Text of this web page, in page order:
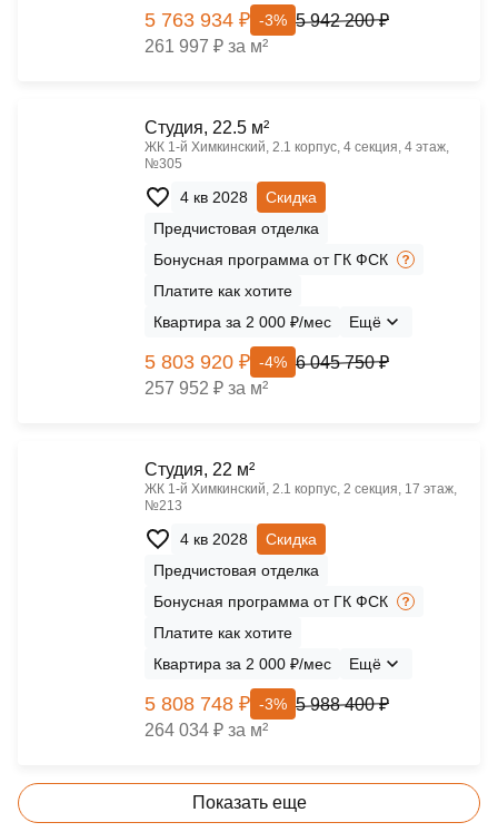
5 763 934 ₽ -3% 5 942 200 ₽
261 997 ₽ за м²
Cтудия, 22.5 м²
ЖК 1‑й Химкинский, 2.1 корпус, 4 секция, 4 этаж,
№305
4 кв 2028
Скидка
Предчистовая отделка
Бонусная программа от ГК ФСК
Платите как хотите
Квартира за 2 000 ₽/мес
Ещё
5 803 920 ₽ -4% 6 045 750 ₽
257 952 ₽ за м²
Cтудия, 22 м²
ЖК 1‑й Химкинский, 2.1 корпус, 2 секция, 17 этаж,
№213
4 кв 2028
Скидка
Предчистовая отделка
Бонусная программа от ГК ФСК
Платите как хотите
Квартира за 2 000 ₽/мес
Ещё
5 808 748 ₽ -3% 5 988 400 ₽
264 034 ₽ за м²
Показать еще